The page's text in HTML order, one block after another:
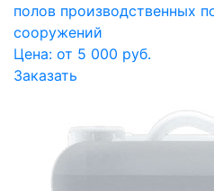
полов производственных
сооружений
Цена: от 5 000 руб.
Заказать